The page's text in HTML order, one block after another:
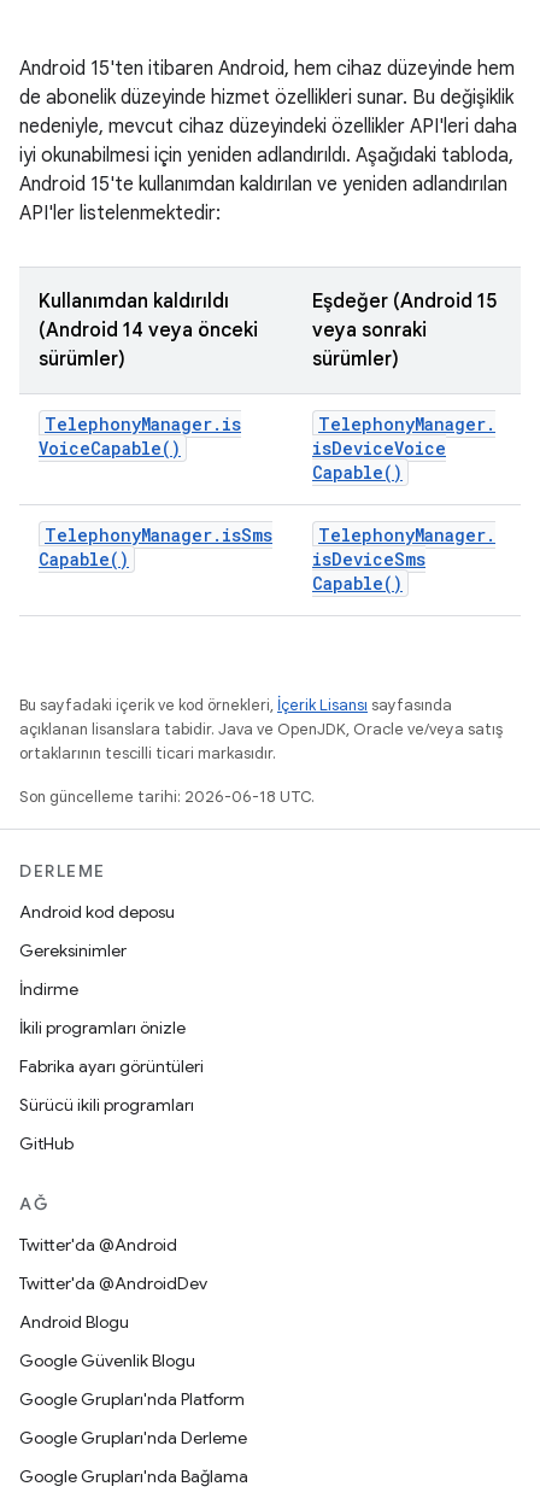
Android 15'ten itibaren Android, hem cihaz düzeyinde hem
de abonelik düzeyinde hizmet özellikleri sunar. Bu değişiklik
nedeniyle, mevcut cihaz düzeyindeki özellikler API'leri daha
iyi okunabilmesi için yeniden adlandırıldı. Aşağıdaki tabloda,
Android 15'te kullanımdan kaldırılan ve yeniden adlandırılan
API'ler listelenmektedir:
Kullanımdan kaldırıldı
(Android 14 veya önceki
sürümler)
Eşdeğer (Android 15
veya sonraki
sürümler)
TelephonyManager. is
VoiceCapable( )
TelephonyManager.
isDeviceVoice
Capable( )
TelephonyManager. isSms
Capable( )
TelephonyManager.
isDeviceSms
Capable( )
Bu sayfadaki içerik ve kod örnekleri, İçerik Lisansı sayfasında
açıklanan lisanslara tabidir. Java ve OpenJDK, Oracle ve/veya satış
ortaklarının tescilli ticari markasıdır.
Son güncelleme tarihi: 2026-06-18 UTC.
DERLEME
Android kod deposu
Gereksinimler
İndirme
İkili programları önizle
Fabrika ayarı görüntüleri
Sürücü ikili programları
GitHub
AĞ
Twitter'da @Android
Twitter'da @AndroidDev
Android Blogu
Google Güvenlik Blogu
Google Grupları'nda Platform
Google Grupları'nda Derleme
Google Grupları'nda Bağlama